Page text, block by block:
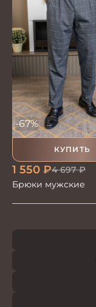
КУПИТЬ
-67%
1 550 ₽4 697₽
Брюки мужские